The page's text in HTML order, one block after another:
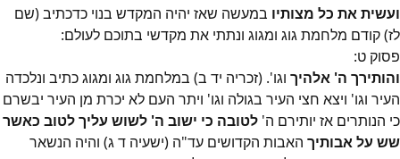
ועשית את כל מצותיו במעשה שאז יהיה המקדש בנוי כדכתיב (שם
לז) קודם מלחמת גוג ומגוג ונתתי את מקדשי בתוכם לעולם:
פסוק ט:
והותירך ה' אלהיך וגו'. (זכריה יד ב) במלחמת גוג ומגוג כתיב ונלכדה
העיר וגו' ויצא חצי העיר בגולה וגו' ויתר העם לא יכרת מן העיר יבשרם
כי הנותרים אז יותירם ה' לטובה כי ישוב ה' לשוש עליך לטוב כאשר
שש על אבותיך האבות הקדושים עד"ה (ישעיה ד ג) והיה הנשאר